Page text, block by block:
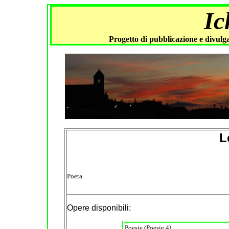
Progetto di pubblicazione e
Poeta.
Opere disponibili: